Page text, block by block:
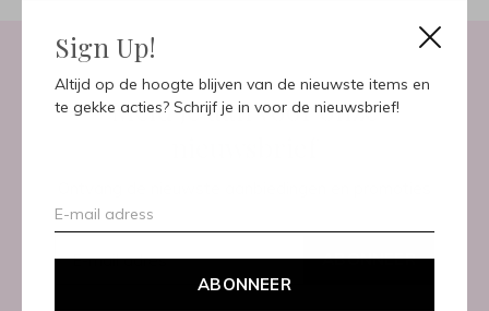
Sign Up!
Altijd op de hoogte blijven van de nieuwste items en
te gekke acties? Schrijf je in voor de nieuwsbrief!
ABONNEER
Meld je aan voor onze
ABONNEER